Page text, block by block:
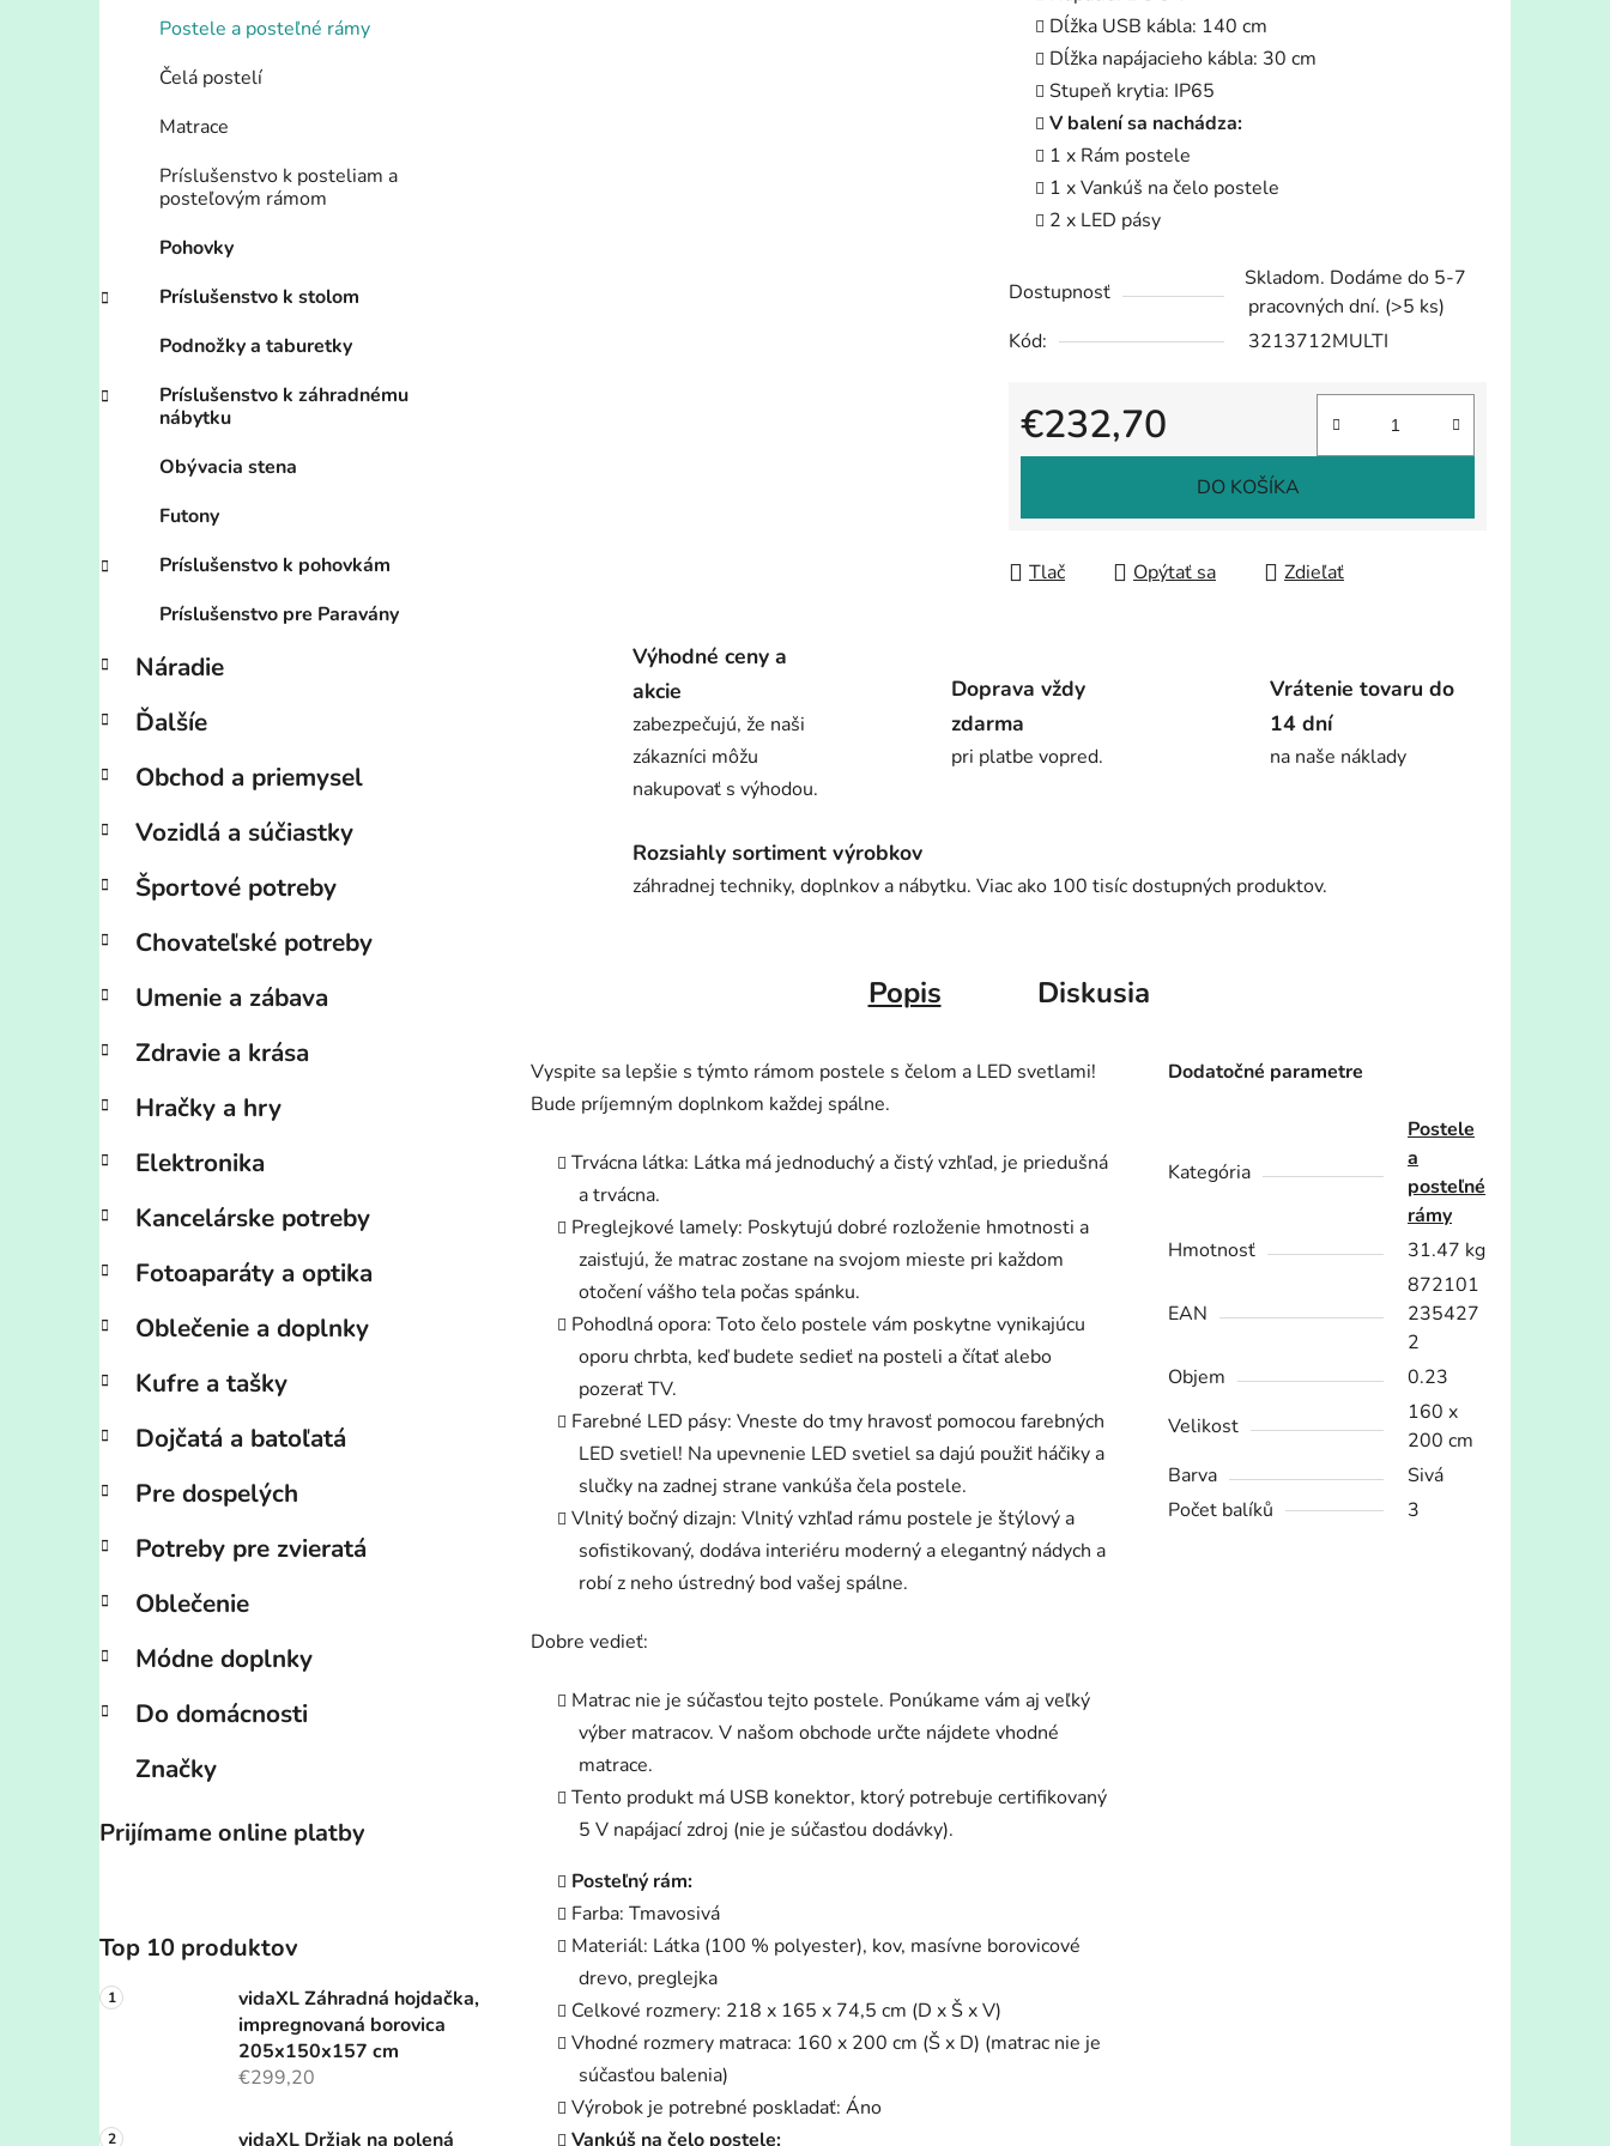
Postele a posteľné rámy
Čelá postelí
Matrace
Príslušenstvo k posteliam a
posteľovým rámom
Pohovky
Príslušenstvo k stolom
Podnožky a taburetky
Príslušenstvo k záhradnému
nábytku
Obývacia stena
Futony
Príslušenstvo k pohovkám
Príslušenstvo pre Paravány
Náradie
Ďalšíe
Obchod a priemysel
Vozidlá a súčiastky
Športové potreby
Chovateľské potreby
Umenie a zábava
Zdravie a krása
Hračky a hry
Elektronika
Kancelárske potreby
Fotoaparáty a optika
Oblečenie a doplnky
Kufre a tašky
Dojčatá a batoľatá
Pre dospelých
Potreby pre zvieratá
Oblečenie
Módne doplnky
Do domácnosti
Značky
Prijímame online platby
Top 10 produktov
vidaXL Záhradná hojdačka,
impregnovaná borovica
205x150x157 cm
€299,20
vidaXL Držiak na polená
Dĺžka USB kábla: 140 cm
Dĺžka napájacieho kábla: 30 cm
Stupeň krytia: IP65
V balení sa nachádza:
1 x Rám postele
1 x Vankúš na čelo postele
2 x LED pásy
Dostupnosť
Skladom. Dodáme do 5-7
pracovných dní. (>5 ks)
Kód:
3213712MULTI
€232,70
Jednotková cena:
DO KOŠÍKA
Tlač Opýtať sa Zdieľať
Výhodné ceny a
akcie
zabezpečujú, že naši
zákazníci môžu
nakupovať s výhodou.
Doprava vždy
zdarma
pri platbe vopred.
Vrátenie tovaru do
14 dní
na naše náklady
Rozsiahly sortiment výrobkov
záhradnej techniky, doplnkov a nábytku. Viac ako 100 tisíc dostupných produktov.
Popis Diskusia
Vyspite sa lepšie s týmto rámom postele s čelom a LED svetlami!
Bude príjemným doplnkom každej spálne.
Trvácna látka: Látka má jednoduchý a čistý vzhľad, je priedušná
a trvácna.
Preglejkové lamely: Poskytujú dobré rozloženie hmotnosti a
zaisťujú, že matrac zostane na svojom mieste pri každom
otočení vášho tela počas spánku.
Pohodlná opora: Toto čelo postele vám poskytne vynikajúcu
oporu chrbta, keď budete sedieť na posteli a čítať alebo
pozerať TV.
Farebné LED pásy: Vneste do tmy hravosť pomocou farebných
LED svetiel! Na upevnenie LED svetiel sa dajú použiť háčiky a
slučky na zadnej strane vankúša čela postele.
Vlnitý bočný dizajn: Vlnitý vzhľad rámu postele je štýlový a
sofistikovaný, dodáva interiéru moderný a elegantný nádych a
robí z neho ústredný bod vašej spálne.
Dobre vedieť:
Matrac nie je súčasťou tejto postele. Ponúkame vám aj veľký
výber matracov. V našom obchode určte nájdete vhodné
matrace.
Tento produkt má USB konektor, ktorý potrebuje certifikovaný
5 V napájací zdroj (nie je súčasťou dodávky).
Posteľný rám:
Farba: Tmavosivá
Materiál: Látka (100 % polyester), kov, masívne borovicové
drevo, preglejka
Celkové rozmery: 218 x 165 x 74,5 cm (D x Š x V)
Vhodné rozmery matraca: 160 x 200 cm (Š x D) (matrac nie je
súčasťou balenia)
Výrobok je potrebné poskladať: Áno
Vankúš na čelo postele:
Dodatočné parametre
Kategória
Postele
a
posteľné
rámy
Hmotnosť
31.47 kg
EAN
872101
235427
2
Objem
0.23
Velikost
160 x
200 cm
Barva
Sivá
Počet balíků
3